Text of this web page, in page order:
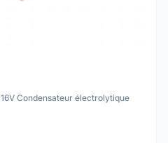
16V Condensateur électrolytique